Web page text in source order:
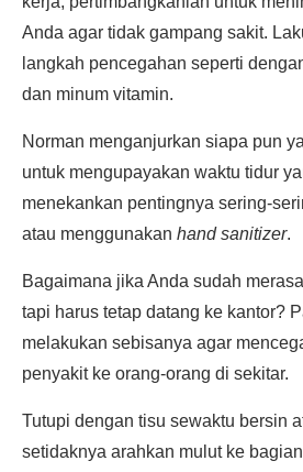
Anda agar tidak gampang sakit.
langkah pencegahan seperti
dan minum vitamin.
Norman menganjurkan siapa pun
untuk mengupayakan waktu tidur
menekankan pentingnya sering-
atau menggunakan hand sanitizer.
Bagaimana jika Anda sudah
tapi harus tetap datang ke kantor?
melakukan sebisanya agar
penyakit ke orang-orang di sekitar.
Tutupi dengan tisu sewaktu bersin
setidaknya arahkan mulut ke